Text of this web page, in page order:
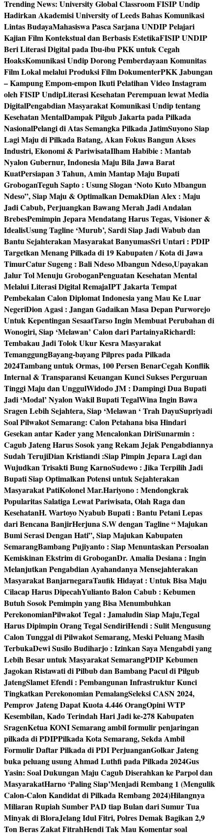
Trending News: University Global Classroom FISIP Undip
Hadirkan Akademisi University of Leeds Bahas Komunikasi
Lintas BudayaMahasiswa Pasca Sarjana UNDIP Pelajari
Kajian Film Kontekstual dan Berbasis EstetikaFISIP UNDIP
Beri Literasi Digital pada Ibu-ibu PKK untuk Cegah
HoaksKomunikasi Undip Dorong Pemberdayaan Komunitas
Film Lokal melalui Produksi Film DokumenterPKK Jabungan
– Kampung Empom-empon Ikuti Pelatihan Video Instagram
oleh FISIP UndipLiterasi Kesehatan Perempuan lewat Media
DigitalPengabdian Masyarakat Komunikasi Undip tentang
Kesehatan MentalDampak Pilgub Jakarta pada Pilkada
NasionalPelangi di Atas Semangka Pilkada JatimSuyono Siap
Lagi Maju di Pilkada Batang, Akan Fokus Bangun Akses
Industri, Ekonomi & PariwisataIlham Habibie : Mantab
Nyalon Gubernur, Indonesia Maju Bila Jawa Barat
KuatPersiapan 3 Tahun, Amin Mantap Maju Bupati
GroboganTeguh Sapto : Usung Slogan ‘Noto Kuto Mbangun
Ndeso”, Siap Maju & Optimalkan DemakDian Alex : Maju
Jadi Cabub, Perjuangkan Bawang Merah Jadi Andalan
BrebesPemimpin Jepara Mendatang Harus Tegas, Visioner &
IdealisUsung Tagline ‘Murub’, Sardi Siap Jadi Wabub dan
Bantu Sejahterakan Masyarakat BanyumasSri Untari : PDIP
Targetkan Menang Pilkada di 19 Kabupaten / Kota di Jawa
TimurCatur Sugeng : Bali Ndeso Mbangun Ndeso,Upayakan
Jalur Tol Menuju GroboganPenguatan Kesehatan Mental
Melalui Literasi Digital RemajaIPT Jakarta Tempat
Pembekalan Calon Diplomat Indonesia yang Mau Ke Luar
NegeriDion Agasi : Jangan Gadaikan Masa Depan Purworejo
Untuk Kepentingan SesaatTarso Ingin Membuat Perubahan di
Wonogiri, Siap ‘Melawan’ Calon dari PartainyaRichardl:
Tembakau Jadi Tolok Ukur Kesra Masyarakat
TemanggungBayang-bayang Pilpres pada Pilkada
2024Tambang untuk Ormas, 100 Persen BenarCegah Konflik
Internal & Transparansi Keuangan Kunci Sukses Perguruan
Tinggi Maju dan UnggulWidodo JM : Dampingi Dua Bupati
Jadi ‘Modal’ Nyalon Wakil Bupati TegalWina Ingin Bawa
Sragen Lebih Sejahtera, Siap ‘Melawan ‘ Trah DayuSupriyadi
Soal Pilwakot Semarang: Calon Petahana bisa Hindari
Gesekan antar Kader yang Mencalonkan DiriSunarmin :
Cagub Jateng Harus Sosok yang Rekam Jejak Pengabdiannya
Sudah TerujiDian Kristiandi :Siap Pimpin Jepara Lagi dan
Wujudkan Trisakti Bung KarnoSudewo : Jika Terpilih Jadi
Bupati Siap Optimalkan Potensi untuk Sejahterakan
Masyarakat PatiKolonel Mar.Hariyono : Mendongkrak
Popularitas Salatiga Lewat Pariwisata, Olah Raga dan
KesehatanH. Wartoyo Nyabub Bupati : Bantu Petani Lepas
dari Bencana BanjirHerjuna S.W dengan Tagline “ Majukan
Bumi Serasi Dengan Hati”, Siap Majukan Kabupaten
SemarangBambang Pujiyanto : Siap Menuntaskan Persoalan
Kemiskinan Ekstrim di GroboganDr. Amalia Desiana : Ingin
Melanjutkan Pengabdian Ayahandanya Mensejahterakan
Masyarakat BanjarnegaraTaufik Hidayat : Untuk Bisa Maju
Cilacap Harus DipecahYulianto Balon Cabub : Kebumen
Butuh Sosok Pemimpin yang Bisa Menumbuhkan
PerekonomianPilwakot Tegal : Jamaludin Siap Maju,Tegal
Harus Dipimpin Orang Tegal SendiriHendi : Sulit Mengusung
Calon Tunggal di Pilwakot Semarang, Meski Peluang Masih
TerbukaDewi Susilo Budiharjo : Izinkan Saya Mengabdi yang
Lebih Besar untuk Masyarakat SemarangPDIP Kebumen
Jagokan Ristawati di Pilbub dan Bambang Pacul di Pilgub
JatengSlamet Efendi : Pembangunan Infrastruktur Kunci
Tingkatkan Perekonomian PemalangSeleksi CASN 2024,
Pemprov Jateng Dapat Kuota 4.446 OrangOpini WTP
Kesembilan, Kado Terindah Hari Jadi ke-278 Kabupaten
SragenKetua KONI Semarang ambil formulir penjaringan
pilkada di PDIPPilkada Kota Semarang, Sekda Ambil
Formulir Daftar Pilkada di PDI PerjuanganGolkar Jateng
buka peluang usung Ahmad Luthfi pada Pilkada 2024Gus
Yasin: Soal Dukungan Maju Cagub Diserahkan ke Parpol dan
MasyarakatHarno ‘Paling Siap’Menjadi Rembang 1 (Mengulik
Calon-Calon Kandidat di Pilkada Rembang 2024)Hilangnya
Miliaran Rupiah Sumber PAD tiap Bulan dari Sumur Tua
Minyak di BloraJelang Idul Fitri, Polres Demak Bagikan 2,9
Ton Beras Zakat FitrahHendi Tak Mau Komentar soal